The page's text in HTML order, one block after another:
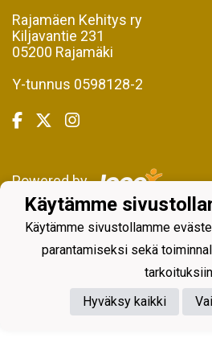
Rajamäen Kehitys ry
Kiljavantie 231
05200 Rajamäki
Y-tunnus 0598128-2
Powered by
Käytämme
Käytämme sivustollamme
parantamiseksi sekä
Hyväksy kaikki